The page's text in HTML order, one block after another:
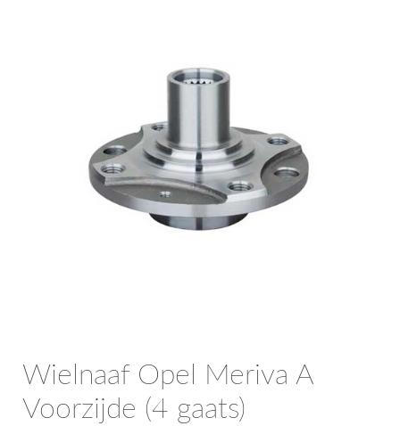
Inloggen / Registreren
Wielnaaf Opel Meriva A
Voorzijde (4 gaats)